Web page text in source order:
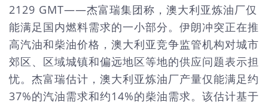
2129 GMT——杰富瑞集团称，澳大利亚炼油厂仅
能满足国内燃料需求的一小部分。伊朗冲突正在推
高汽油和柴油价格，澳大利亚竞争监管机构对城市
郊区、区域城镇和偏远地区等地的供应问题表示担
忧。杰富瑞估计，澳大利亚炼油厂产量仅能满足约
37%的汽油需求和约14%的柴油需求。该估计基于